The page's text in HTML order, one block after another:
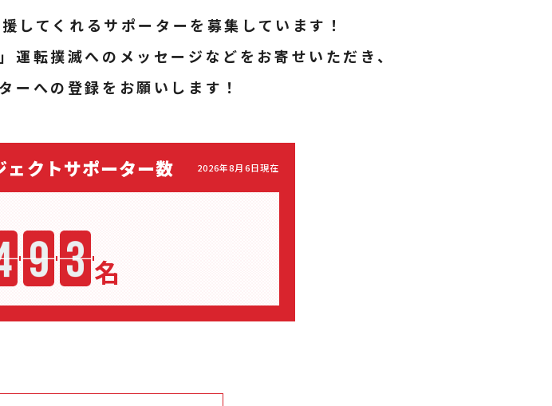
してくれるサポーターを募集しています！
転撲滅へのメッセージなどをお寄せいただき、
ーへの登録をお願いします！
クトサポーター数 2026年8月6日現在
名